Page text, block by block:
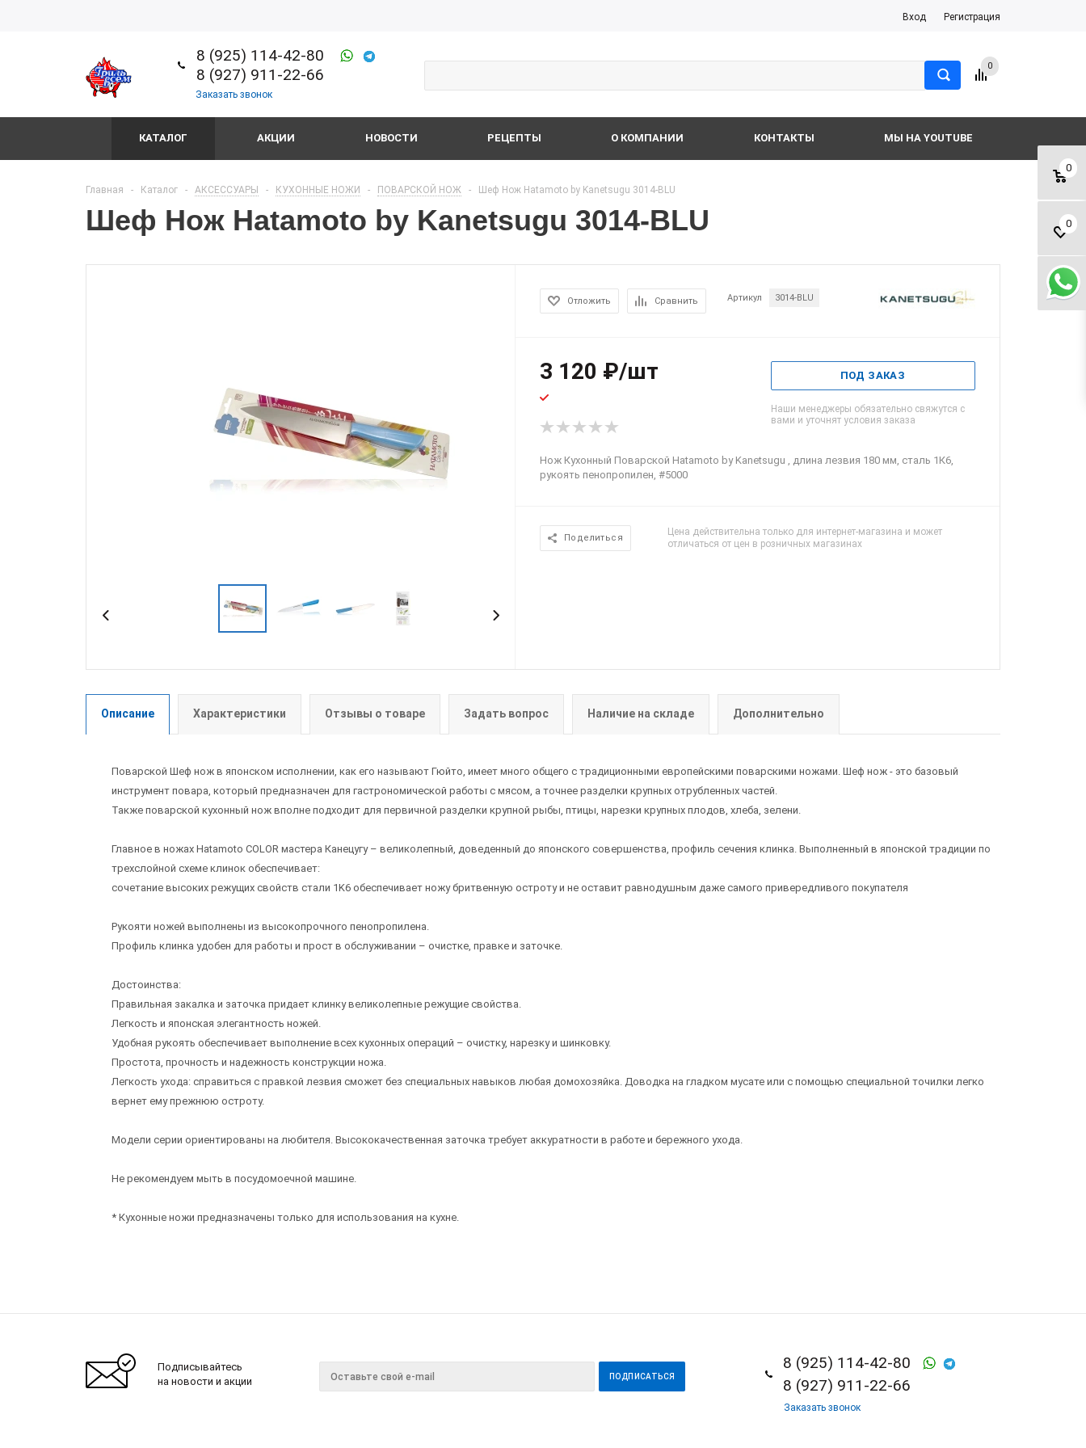
Вход Регистрация
8 (925) 114-42-80
8 (927) 911-22-66
Заказать звонок
0
0
0
КАТАЛОГ АКЦИИ НОВОСТИ РЕЦЕПТЫ О КОМПАНИИ КОНТАКТЫ МЫ НА YOUTUBE
Главная - Каталог - АКСЕССУАРЫ - КУХОННЫЕ НОЖИ - ПОВАРСКОЙ НОЖ - Шеф Нож Hatamoto by Kanetsugu 3014-BLU
Шеф Нож Hatamoto by Kanetsugu 3014-BLU
Отложить Сравнить Артикул 3014-BLU
3 120 ₽/шт ПОД ЗАКАЗ
Наши менеджеры обязательно свяжутся с
вами и уточнят условия заказа
Нож Кухонный Поварской Hatamoto by Kanetsugu , длина лезвия 180 мм, сталь 1К6,
рукоять пенопропилен, #5000
Поделиться
Цена действительна только для интернет-магазина и может
отличаться от цен в розничных магазинах
Описание Характеристики Отзывы о товаре Задать вопрос Наличие на складе Дополнительно
Поварской Шеф нож в японском исполнении, как его называют Гюйто, имеет много общего с традиционными европейскими поварскими ножами. Шеф нож - это базовый
инструмент повара, который предназначен для гастрономической работы с мясом, а точнее разделки крупных отрубленных частей.
Также поварской кухонный нож вполне подходит для первичной разделки крупной рыбы, птицы, нарезки крупных плодов, хлеба, зелени.
Главное в ножах Hatamoto COLOR мастера Канецугу – великолепный, доведенный до японского совершенства, профиль сечения клинка. Выполненный в японской традиции по
трехслойной схеме клинок обеспечивает:
сочетание высоких режущих свойств стали 1K6 обеспечивает ножу бритвенную остроту и не оставит равнодушным даже самого привередливого покупателя
Рукояти ножей выполнены из высокопрочного пенопропилена.
Профиль клинка удобен для работы и прост в обслуживании – очистке, правке и заточке.
Достоинства:
Правильная закалка и заточка придает клинку великолепные режущие свойства.
Легкость и японская элегантность ножей.
Удобная рукоять обеспечивает выполнение всех кухонных операций – очистку, нарезку и шинковку.
Простота, прочность и надежность конструкции ножа.
Легкость ухода: справиться с правкой лезвия сможет без специальных навыков любая домохозяйка. Доводка на гладком мусате или с помощью специальной точилки легко
вернет ему прежнюю остроту.
Модели серии ориентированы на любителя. Высококачественная заточка требует аккуратности в работе и бережного ухода.
Не рекомендуем мыть в посудомоечной машине.
* Кухонные ножи предназначены только для использования на кухне.
Подписывайтесь
на новости и акции
8 (925) 114-42-80
8 (927) 911-22-66
Заказать звонок